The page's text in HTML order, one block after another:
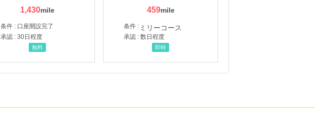
1,430
条件 : 口座開設完了
承認 : 30日程度
無料
459
条件 :
承認 : 数日程度
即時